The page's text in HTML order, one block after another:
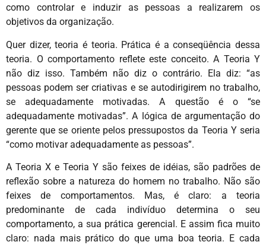
como controlar e induzir as pessoas a realizarem os
objetivos da organização.
Quer dizer, teoria é teoria. Prática é a conseqüência dessa
teoria. O comportamento reflete este conceito. A Teoria Y
não diz isso. Também não diz o contrário. Ela diz: “as
pessoas podem ser criativas e se autodirigirem no trabalho,
se adequadamente motivadas. A questão é o “se
adequadamente motivadas”. A lógica de argumentação do
gerente que se oriente pelos pressupostos da Teoria Y seria
“como motivar adequadamente as pessoas”.
A Teoria X e Teoria Y são feixes de idéias, são padrões de
reflexão sobre a natureza do homem no trabalho. Não são
feixes de comportamentos. Mas, é claro: a teoria
predominante de cada indivíduo determina o seu
comportamento, a sua prática gerencial. E assim fica muito
claro: nada mais prático do que uma boa teoria. E cada